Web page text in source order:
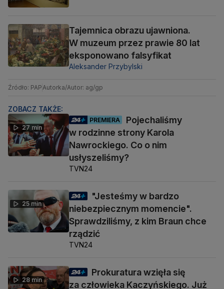
Tajemnica obrazu ujawniona.
W muzeum przez prawie 80 lat
eksponowano falsyfikat
Aleksander Przybylski
Źródło: PAPAutorka/Autor: ag/gp
ZOBACZ TAKŻE:
27 min
PREMIERA
Pojechaliśmy
w rodzinne strony Karola
Nawrockiego. Co o nim
usłyszeliśmy?
TVN24
25 min
"Jesteśmy w bardzo
niebezpiecznym momencie".
Sprawdziliśmy, z kim Braun chce
rządzić
TVN24
28 min
Prokuratura wzięła się
za człowieka Kaczyńskiego. Już